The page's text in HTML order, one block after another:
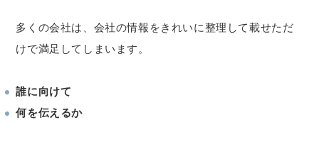
多くの会社は、会社の情報をきれいに整理して載せただ
けで満足してしまいます。
誰に向けて
何を伝えるか